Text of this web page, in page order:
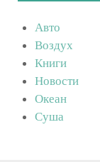
Авто
Воздух
Книги
Новости
Океан
Суша